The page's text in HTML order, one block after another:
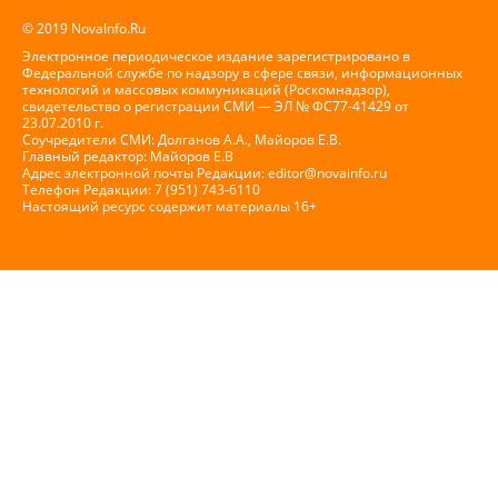
© 2019 NovaInfo.Ru
Электронное периодическое издание зарегистрировано в
Федеральной службе по надзору в сфере связи, информационных
технологий и массовых коммуникаций (Роскомнадзор),
свидетельство о регистрации СМИ — ЭЛ № ФС77-41429 от
23.07.2010 г.
Соучредители СМИ: Долганов А.А., Майоров Е.В.
Главный редактор: Майоров Е.В
Адрес электронной почты Редакции:editor@novainfo.ru
Телефон Редакции: 7 (951) 743-6110
Настоящий ресурс содержит материалы 16+